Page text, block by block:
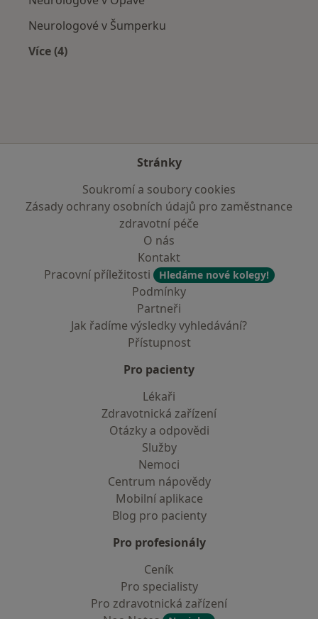
Neurologové v Šumperku
Více (4)
Stránky
Soukromí a soubory cookies
Zásady ochrany osobních údajů pro zaměstnance
zdravotní péče
O nás
Kontakt
Pracovní příležitosti
Hledáme nové kolegy!
Podmínky
Partneři
Jak řadíme výsledky vyhledávání?
Přístupnost
Pro pacienty
Lékaři
Zdravotnická zařízení
Otázky a odpovědi
Služby
Nemoci
Centrum nápovědy
Mobilní aplikace
Blog pro pacienty
Pro profesionály
Ceník
Pro specialisty
Pro zdravotnická zařízení